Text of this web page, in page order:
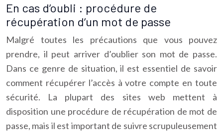
En cas d’oubli : procédure de
récupération d’un mot de passe
Malgré toutes les précautions que vous pouvez
prendre, il peut arriver d’oublier son mot de passe.
Dans ce genre de situation, il est essentiel de savoir
comment récupérer l’accès à votre compte en toute
sécurité. La plupart des sites web mettent à
disposition une procédure de récupération de mot de
passe, mais il est important de suivre scrupuleusement